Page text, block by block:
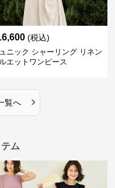
(税込)
ニック シャーリング リネン
エットワンピース
覧へ ›
ム